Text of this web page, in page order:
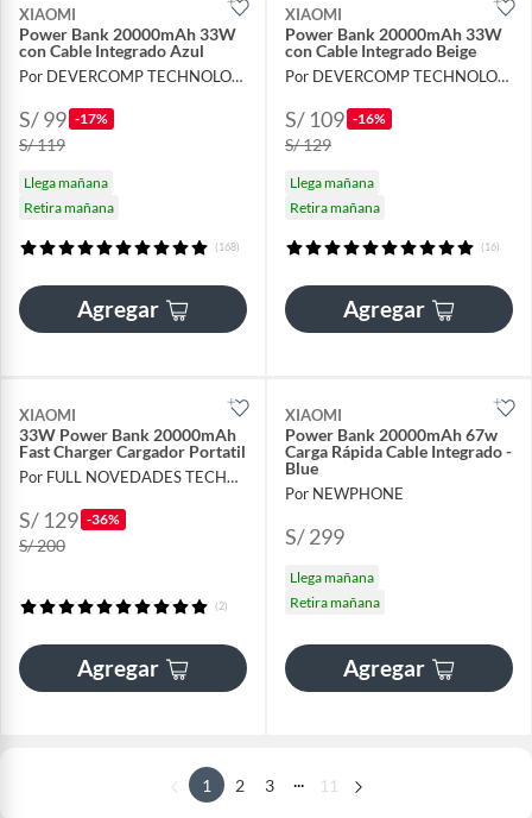
XIAOMI
Power Bank 20000mAh 33W
con Cable Integrado Azul
Por DEVERCOMP TECHNOLOGY
S/ 99 -17%
S/ 119
Llega mañana
Retira mañana
(168)
Agregar
XIAOMI
Power Bank 20000mAh 33W
con Cable Integrado Beige
Por DEVERCOMP TECHNOLOGY
S/ 109 -16%
S/ 129
Llega mañana
Retira mañana
(16)
Agregar
XIAOMI
33W Power Bank 20000mAh
Fast Charger Cargador Portatil
Por FULL NOVEDADES TECHNOLOGY E.I.R.L.
S/ 129 -36%
S/ 200
(2)
Agregar
XIAOMI
Power Bank 20000mAh 67w
Carga Rápida Cable Integrado -
Blue
Por NEWPHONE
S/ 299
Llega mañana
Retira mañana
Agregar
1 2 3 ... 11